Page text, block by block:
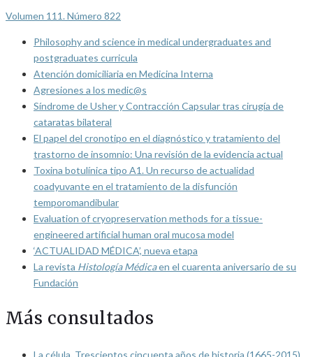
Volumen 111. Número 822
Philosophy and science in medical undergraduates and
postgraduates curricula
Atención domiciliaria en Medicina Interna
Agresiones a los medic@s
Síndrome de Usher y Contracción Capsular tras cirugía de
cataratas bilateral
El papel del cronotipo en el diagnóstico y tratamiento del
trastorno de insomnio: Una revisión de la evidencia actual
Toxina botulínica tipo A1. Un recurso de actualidad
coadyuvante en el tratamiento de la disfunción
temporomandibular
Evaluation of cryopreservation methods for a tissue-
engineered artificial human oral mucosa model
‘ACTUALIDAD MÉDICA’, nueva etapa
La revista Histología Médicaen el cuarenta aniversario de su
Fundación
Más consultados
La célula. Trescientos cincuenta años de historia (1665-2015)